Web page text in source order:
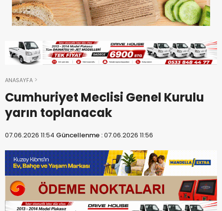
ANASAYFA
Cumhuriyet Meclisi Genel Kurulu
yarın toplanacak
07.06.2026 11:54 Güncellenme :07.06.2026 11:56